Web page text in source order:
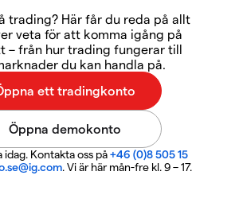
trading? Här får du reda på allt
veta för att komma igång på
– från hur trading fungerar till
du kan handla på.
idag. Kontakta oss på+46 (0)8 505 15
. Vi är här mån-fre kl. 9 – 17.